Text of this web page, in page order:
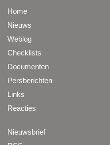
Home
Nieuws
Weblog
Checklists
Documenten
Persberichten
Links
Reacties
Nieuwsbrief